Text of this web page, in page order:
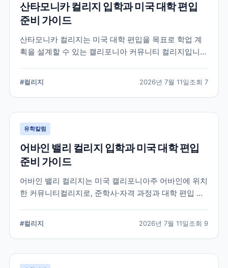
산타모니카 컬리지 입학과 미국 대학 편입
준비 가이드
산타모니카 컬리지는 미국 대학 편입을 목표로 학업 계
획을 설계할 수 있는 캘리포니아 커뮤니티 컬리지입니
#컬리지 2026년 7월 11일조회 7
유학칼럼
어바인 밸리 컬리지 입학과 미국 대학 편입
준비 가이드
어바인 밸리 컬리지는 미국 캘리포니아주 어바인에 위치
한 커뮤니티컬리지로, 준학사·자격 과정과 대학 편입 준
#컬리지 2026년 7월 11일조회 9